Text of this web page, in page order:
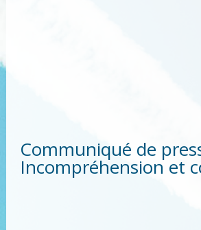
Communiqué de
Incompréhension et